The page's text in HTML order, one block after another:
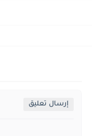
إرسال تعليق